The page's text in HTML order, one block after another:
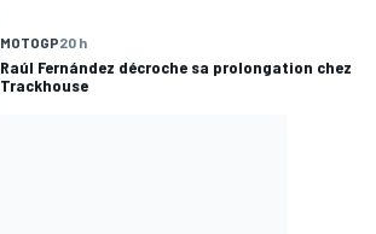
MOTOGP20 h
Raúl Fernández décroche sa prolongation chez
Trackhouse